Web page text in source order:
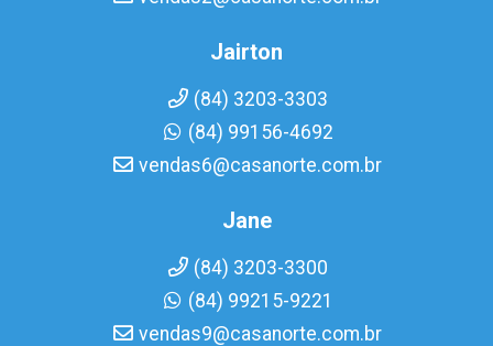
Jairton
(84) 3203-3303
(84) 99156-4692
vendas6@casanorte.com.br
Jane
(84) 3203-3300
(84) 99215-9221
vendas9@casanorte.com.br